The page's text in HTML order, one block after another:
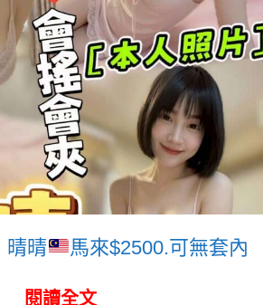
晴晴
馬來$2500.可無套內
閱讀全文